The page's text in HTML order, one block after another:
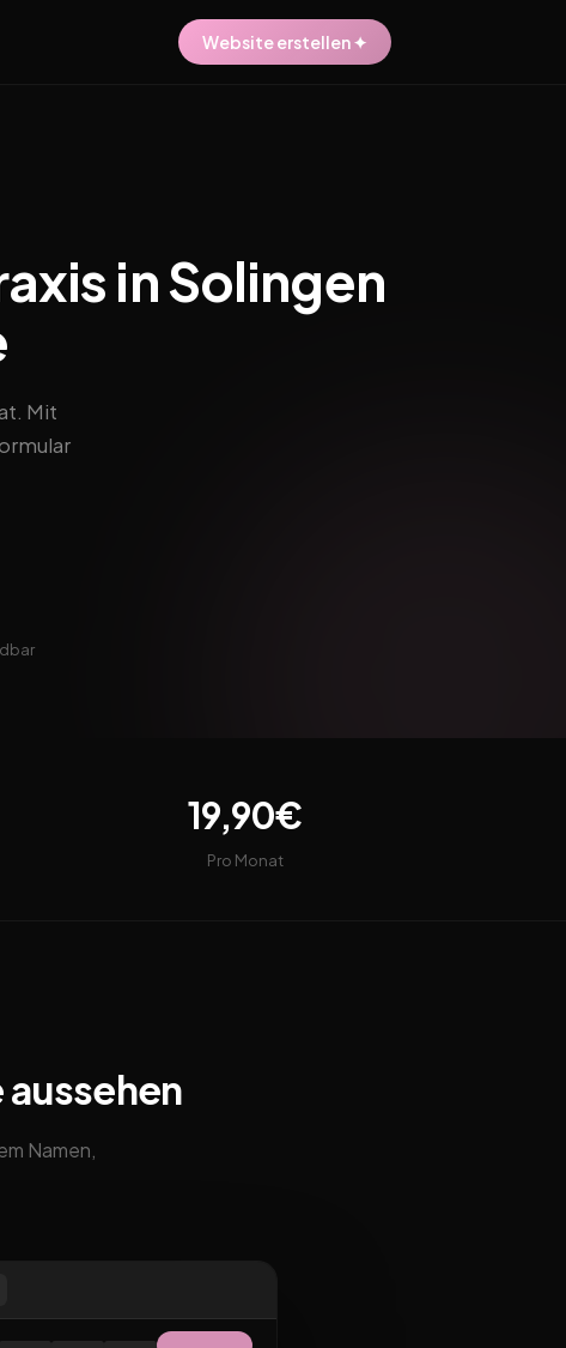
Website erstellen ✦
in Solingen
Mit
19,90€
Pro Monat
Namen,